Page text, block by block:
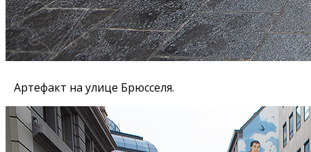
Артефакт на улице Брюсселя.